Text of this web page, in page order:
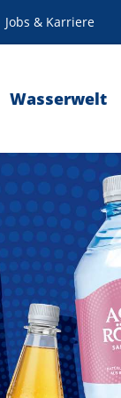
Jobs & Karriere
Wasserwelt